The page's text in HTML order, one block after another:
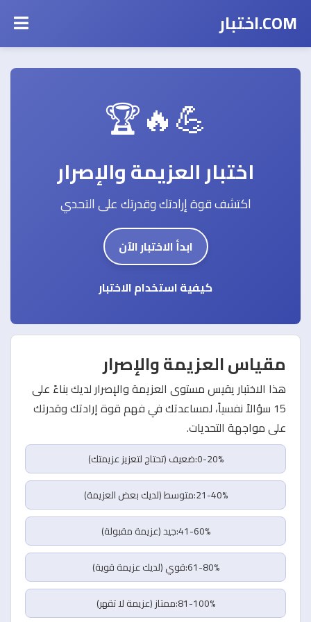
COM.اختبار
💪🔥🏆
اختبار العزيمة والإصرار
اكتشف قوة إرادتك وقدرتك على التحدي
ابدأ الاختبار الآن
كيفية استخدام الاختبار
مقياس العزيمة والإصرار
هذا الاختبار يقيس مستوى العزيمة والإصرار لديك بناءً على
15 سؤالاً نفسياً، لمساعدتك في فهم قوة إرادتك وقدرتك
على مواجهة التحديات.
0-20%:ضعيف (تحتاج لتعزيز عزيمتك)
21-40%:متوسط (لديك بعض العزيمة)
41-60%:جيد (عزيمة مقبولة)
61-80%:قوي (لديك عزيمة قوية)
81-100%:ممتاز (عزيمة لا تقهر)